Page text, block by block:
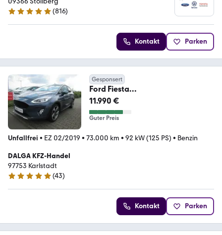
4.9 Sterne
(816)
Kontakt Parken
Gesponsert
Ford Fiesta
ActivePlus/1.Hand/LED/Navi/AHK
/DAB/TÜVNEU
11.990 €
Guter Preis
Unfallfrei • EZ 02/2019 • 73.000 km • 92 kW (125 PS) • Benzin
DALGA KFZ-Handel
97753 Karlstadt
4.8 Sterne
(43)
Kontakt Parken